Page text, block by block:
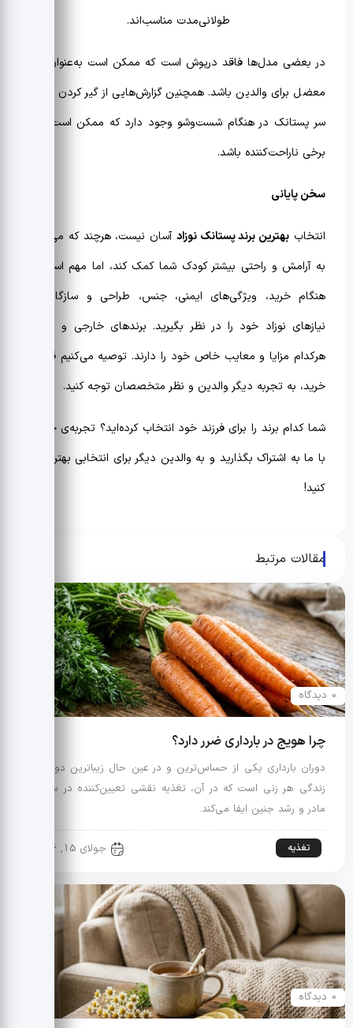
طولانی‌مدت مناسب‌اند.
در بعضی مدل‌ها فاقد درپوش است که ممکن است به‌عنوان یک
معضل برای والدین باشد. همچنین گزارش‌هایی از گیر کردن آب در
سر پستانک در هنگام شست‌وشو وجود دارد که ممکن است برای
برخی ناراحت‌کننده باشد.
سخن پایانی
انتخاب بهترین برند پستانک نوزاد آسان نیست، هرچند که می‌تواند
به آرامش و راحتی بیشتر کودک شما کمک کند، اما مهم است که
هنگام خرید، ویژگی‌های ایمنی، جنس، طراحی و سازگاری با
نیازهای نوزاد خود را در نظر بگیرید. برندهای خارجی و ایرانی،
هرکدام مزایا و معایب خاص خود را دارند. توصیه می‌کنیم قبل از
خرید، به تجربه‌ دیگر والدین و نظر متخصصان توجه کنید.
شما کدام برند را برای فرزند خود انتخاب کرده‌اید؟ تجربه‌ی خود را
با ما به اشتراک بگذارید و به والدین دیگر برای انتخابی بهتر کمک
کنید!
مقالات مرتبط
0 دیدگاه
چرا هویج در بارداری ضرر دارد؟
دوران بارداری یکی از حساس‌ترین و در عین حال زیباترین دوره‌های
زندگی هر زنی است که در آن، تغذیه نقشی تعیین‌کننده در سلامت
مادر و رشد جنین ایفا می‌کند.
تغذیه جولای 15, 2026
0 دیدگاه